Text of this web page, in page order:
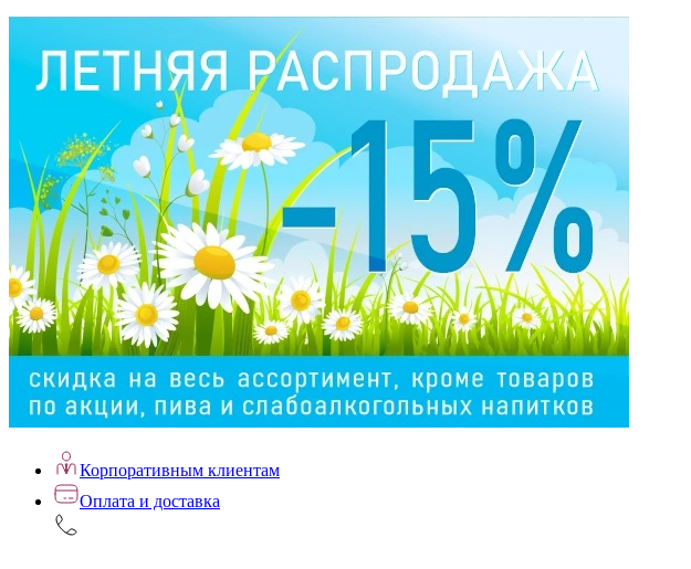
Корпоративным клиентам
Оплата и доставка